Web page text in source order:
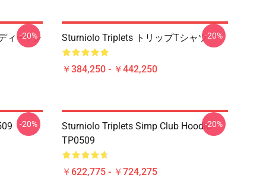
ィーTシ
-20% Sturniolo Triplets トリップTシャツ
￥384,250 - ￥442,250
-20%
-20%
Sturniolo Triplets Simp Club Hoodie
TP0509
￥622,775 - ￥724,275
-20%